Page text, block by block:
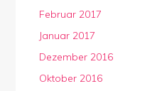
Februar 2017
Januar 2017
Dezember 2016
Oktober 2016